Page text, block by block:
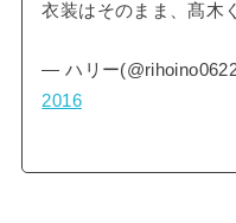
衣装はそのまま、髙木
— ハリー
2016